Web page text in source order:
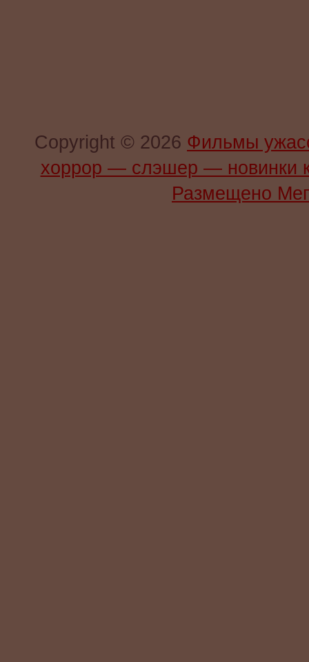
Copyright © 2026 Фильмы
хоррор — слэшер —
Размещено